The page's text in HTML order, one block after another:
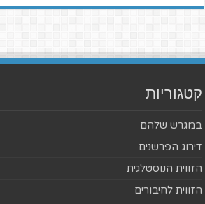
קטגוריות
במגרש שלהם
דירוג הפרשנים
הזווית הנוסטלגית
הזווית לחיבורים